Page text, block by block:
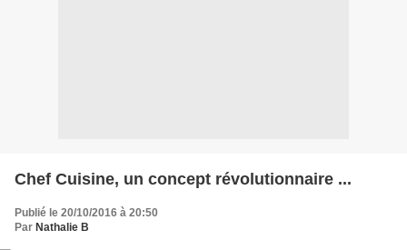
Chef Cuisine, un concept révolutionnaire ...
Publié le 20/10/2016 à 20:50
Par Nathalie B